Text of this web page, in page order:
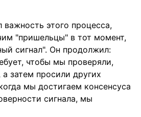
важность этого процесса,
"пришельцы" в тот момент,
сигнал". Он продолжил:
чтобы мы проверяли,
затем просили других
мы достигаем консенсуса
сигнала, мы